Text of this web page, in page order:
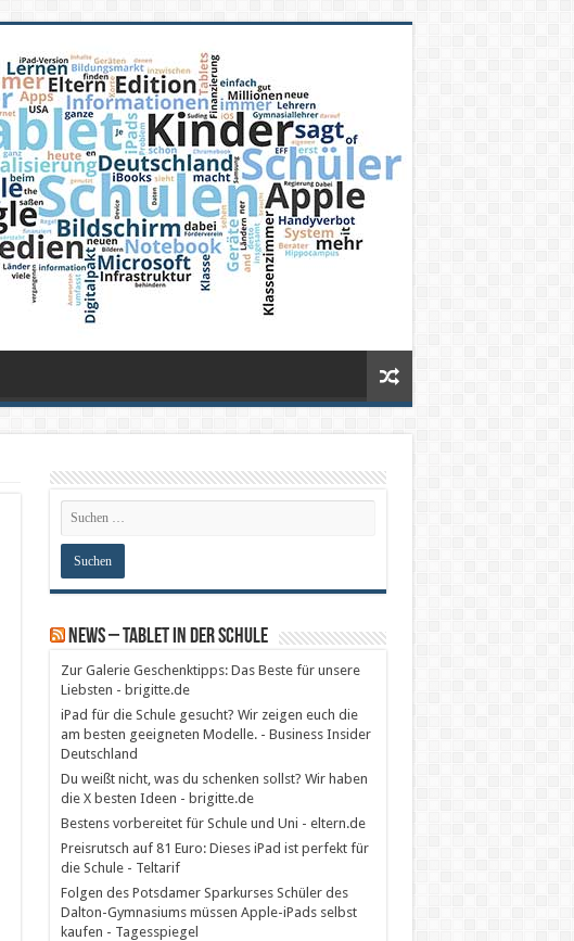
News – Tablet in der Schule
Zur Galerie Geschenktipps: Das Beste für unsere
Liebsten - brigitte.de
iPad für die Schule gesucht? Wir zeigen euch die
am besten geeigneten Modelle. - Business Insider
Deutschland
Du weißt nicht, was du schenken sollst? Wir haben
die X besten Ideen - brigitte.de
Bestens vorbereitet für Schule und Uni - eltern.de
Preisrutsch auf 81 Euro: Dieses iPad ist perfekt für
die Schule - Teltarif
Folgen des Potsdamer Sparkurses Schüler des
Dalton-Gymnasiums müssen Apple-iPads selbst
kaufen - Tagesspiegel